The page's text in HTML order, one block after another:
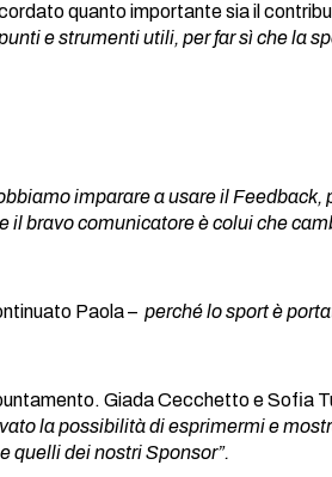
quanto importante sia il
e strumenti utili, per far sì che la
imparare a usare il Feedback,
bravo comunicatore è colui che
Paola – perché lo sport è
Giada Cecchetto e Sofia
la possibilità di esprimermi e
quelli dei nostri Sponsor”.